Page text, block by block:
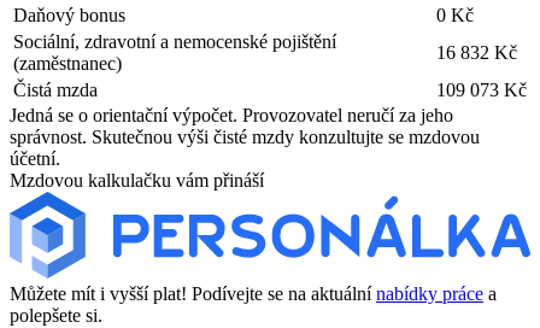
Daňový bonus
0 Kč
Sociální, zdravotní a nemocenské pojištění
(zaměstnanec)
16 832 Kč
Čistá mzda
109 073 Kč
Jedná se o orientační výpočet. Provozovatel neručí za jeho
správnost. Skutečnou výši čisté mzdy konzultujte se mzdovou
účetní.
Mzdovou kalkulačku vám přináší
Můžete mít i vyšší plat! Podívejte se na aktuálnínabídky práce a
polepšete si.